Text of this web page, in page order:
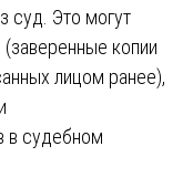
суд. Это могут
копии
лицом ранее),
в судебном